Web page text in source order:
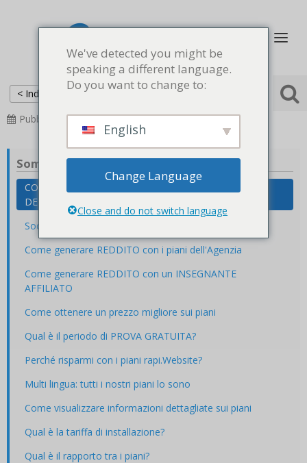
< Indietro Principale Domande frequenti
Pubblicato
2023-01-19 Aggiornato 2024-06-08
Sommario
COME DEVO UTILIZZARE i diversi livelli: DESIGN,
DESIGN&TEST e LIVE
Soddisfazione garantita: cosa significa?
Come generare REDDITO con i piani dell'Agenzia
Come generare REDDITO con un INSEGNANTE
AFFILIATO
Come ottenere un prezzo migliore sui piani
Qual è il periodo di PROVA GRATUITA?
Perché risparmi con i piani rapi.Website?
Multi lingua: tutti i nostri piani lo sono
Come visualizzare informazioni dettagliate sui piani
Qual è la tariffa di installazione?
Qual è il rapporto tra i piani?
We've detected you might be
speaking a different language.
Do you want to change to:
English
Change Language
Close and do not switch language